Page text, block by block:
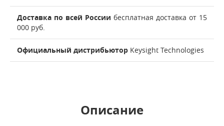
Доставка по всей России бесплатная доставка от 15
000 руб.
Официальный дистрибьютор Keysight Technologies
Описание